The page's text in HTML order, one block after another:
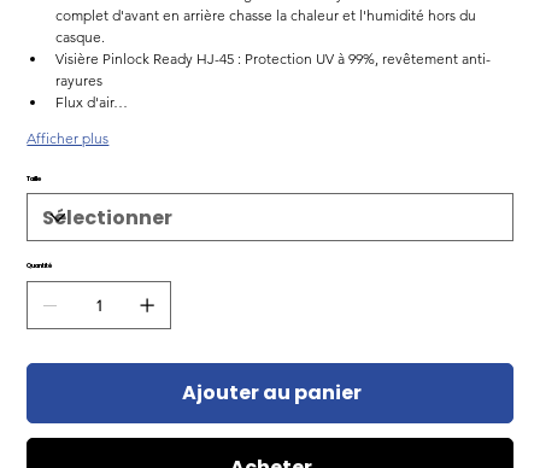
complet d'avant en arrière chasse la chaleur et l'humidité hors du
casque.
Visière Pinlock Ready HJ-45 : Protection UV à 99%, revêtement anti-
rayures
Flux d'air…
Afficher plus
Taille
Quantité
Ajouter au panier